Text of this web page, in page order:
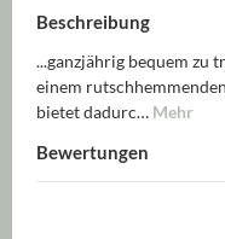
Beschreibung
...ganzjährig bequem zu
einem
bietet dadurc… Mehr
Bewertungen